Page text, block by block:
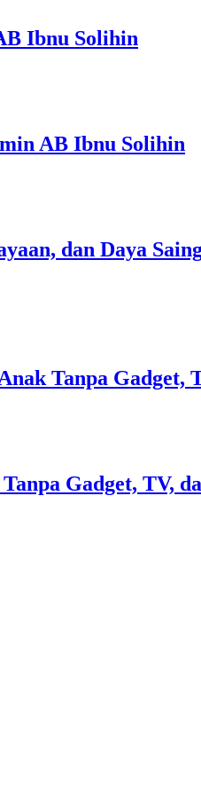
Ibnu Solihin
AB Ibnu Solihin
dan Daya
Tanpa Gadget,
Gadget, TV,